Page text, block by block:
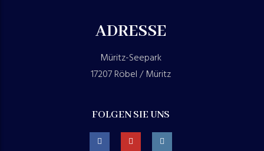
ADRESSE
Müritz-Seepark
17207 Röbel / Müritz
FOLGEN SIE UNS